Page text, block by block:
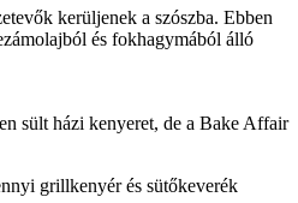
kerüljenek a szószba. Ebben
és fokhagymából álló
sült házi kenyeret, de a Bake Affair
grillkenyér és sütőkeverék